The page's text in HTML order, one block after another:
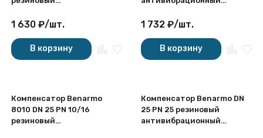
муфтовый
1 630 ₽/шт.
В корзину
1 732 ₽/шт.
В корзину
Компенсатор Benarmo
8010 DN 25 PN 10/16
резиновый
Компенсатор Benarmo DN
25 PN 25 резиновый
антивибрационный